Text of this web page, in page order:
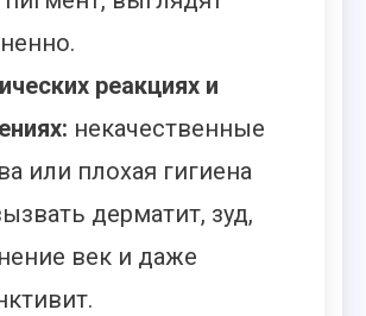
реакциях и
некачественные
или плохая гигиена
дерматит, зуд,
век и даже